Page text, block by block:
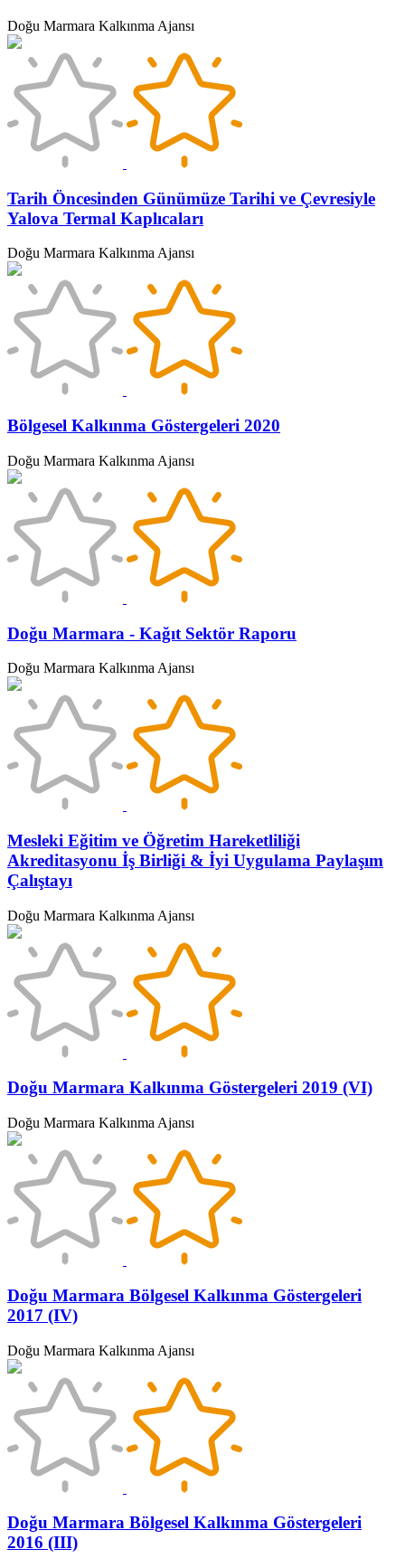
Doğu Marmara Kalkınma Ajansı
Tarih Öncesinden Günümüze Tarihi ve Çevresiyle
Yalova Termal Kaplıcaları
Doğu Marmara Kalkınma Ajansı
Bölgesel Kalkınma Göstergeleri 2020
Doğu Marmara Kalkınma Ajansı
Doğu Marmara - Kağıt Sektör Raporu
Doğu Marmara Kalkınma Ajansı
Mesleki Eğitim ve Öğretim Hareketliliği
Akreditasyonu İş Birliği & İyi Uygulama Paylaşım
Çalıştayı
Doğu Marmara Kalkınma Ajansı
Doğu Marmara Kalkınma Göstergeleri 2019 (VI)
Doğu Marmara Kalkınma Ajansı
Doğu Marmara Bölgesel Kalkınma Göstergeleri
2017 (IV)
Doğu Marmara Kalkınma Ajansı
Doğu Marmara Bölgesel Kalkınma Göstergeleri
2016 (III)